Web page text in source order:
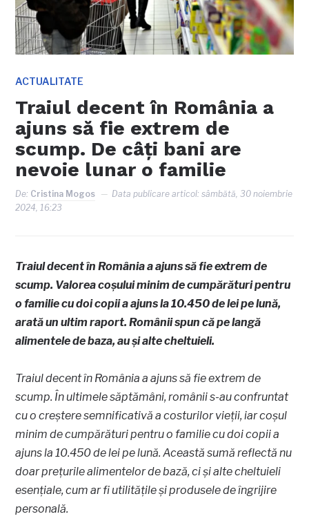
ACTUALITATE
Traiul decent în România a
ajuns să fie extrem de
scump. De câţi bani are
nevoie lunar o familie
De: Cristina Mogos Data publicare articol:sâmbătă, 30 noiembrie
2024, 16:23
Traiul decent în România a ajuns să fie extrem de
scump. Valorea coșului minim de cumpărături pentru
o familie cu doi copii a ajuns la 10.450 de lei pe lună,
arată un ultim raport. Românii spun că pe langă
alimentele de baza, au și alte cheltuieli.
Traiul decent în România a ajuns să fie extrem de
scump. În ultimele săptămâni, românii s-au confruntat
cu o creștere semnificativă a costurilor vieții, iar coșul
minim de cumpărături pentru o familie cu doi copii a
ajuns la 10.450 de lei pe lună. Această sumă reflectă nu
doar prețurile alimentelor de bază, ci și alte cheltuieli
esențiale, cum ar fi utilitățile și produsele de îngrijire
personală.